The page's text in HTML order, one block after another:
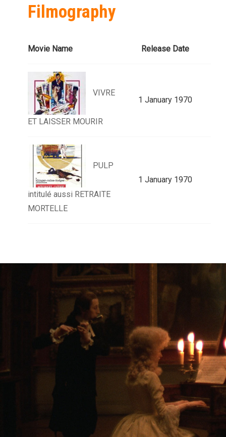
Filmography
Movie Name Release Date
VIVRE
ET LAISSER MOURIR
1 January 1970
PULP
intitulé aussi RETRAITE
MORTELLE
1 January 1970